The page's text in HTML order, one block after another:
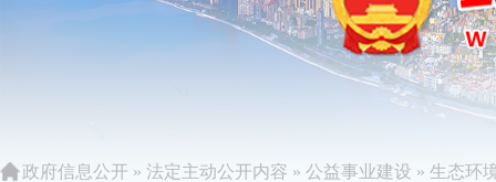
政府信息公开 » 法定主动公开内容 » 公益事业建设 » 生态环